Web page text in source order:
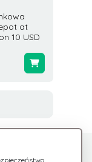
at
10 USD